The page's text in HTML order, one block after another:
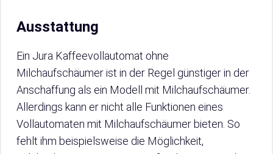
Ausstattung
Ein Jura Kaffeevollautomat ohne
Milchaufschäumer ist in der Regel günstiger in der
Anschaffung als ein Modell mit Milchaufschäumer.
Allerdings kann er nicht alle Funktionen eines
Vollautomaten mit Milchaufschäumer bieten. So
fehlt ihm beispielsweise die Möglichkeit,